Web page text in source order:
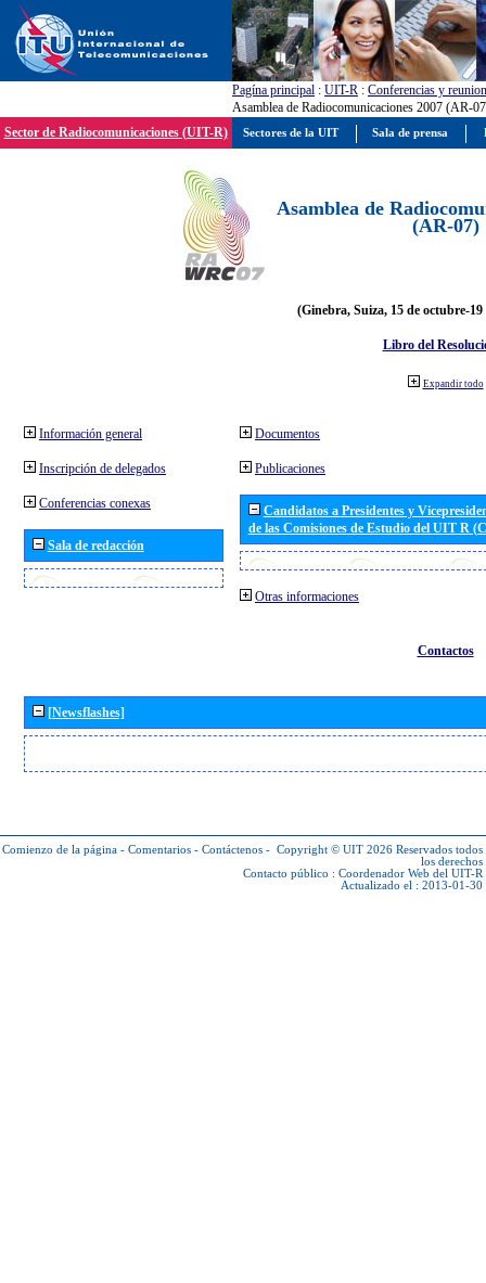
Pagína principal : UIT-R : Conferencias y
Asamblea de Radiocomunicaciones 2007 (AR-
Sector de Radiocomunicaciones (UIT-R)
Asamblea de
(AR-07)
(Ginebra, Suiza, 15 de octubre-19
Libro del
Expandir todo
Información general
Inscripción de delegados
Conferencias conexas
Sala de redacción
Documentos
Publicaciones
Candidatos a Presidentes y
de las Comisiones de Estudio del UIT R
Otras informaciones
Contactos
[Newsflashes]
Comienzo de la página - Comentarios - Contáctenos - Copyright © UIT 2026 Reservados todos
los derechos
Contacto público : Coordenador Web del UIT-R
Actualizado el : 2013-01-30
Sectores de la UIT Sala de prensa